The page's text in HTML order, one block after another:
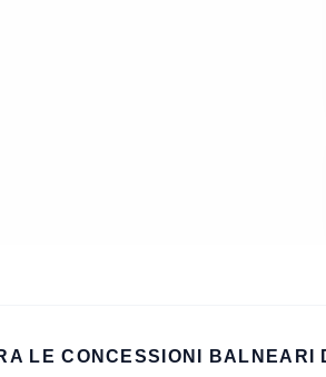
LE CONCESSIONI BALNEARI